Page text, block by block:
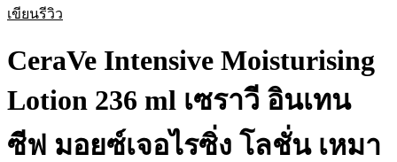
เขียนรีวิว
CeraVe Intensive Moisturising
Lotion 236 ml เซราวี อินเทน
ซีฟ มอยซ์เจอไรซิ่ง โลชั่น เหมา